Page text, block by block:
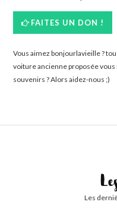
FAITES UN DON !
Vous aimez bonjourlavieille ?
voiture ancienne proposée vous
souvenirs ? Alors aidez-nous ;)
Les